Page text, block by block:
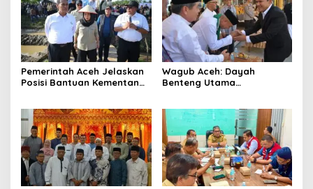
Pemerintah Aceh Jelaskan
Posisi Bantuan Kementan
‎Wagub Aceh: Dayah
Benteng Utama